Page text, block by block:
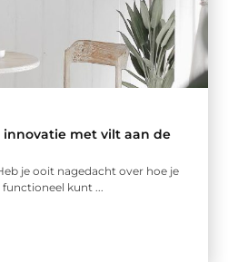
innovatie met vilt aan de
je ooit nagedacht over hoe je
kunt ...